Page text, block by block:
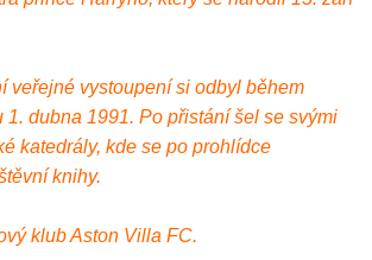
veřejné vystoupení si odbyl během
1. dubna 1991. Po přistání šel se svými
katedrály, kde se po prohlídce
knihy.
klub Aston Villa FC.